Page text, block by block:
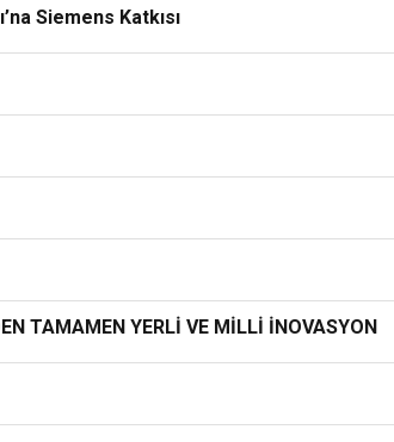
Siemens Katkısı
TAMAMEN YERLİ VE MİLLİ İNOVASYON